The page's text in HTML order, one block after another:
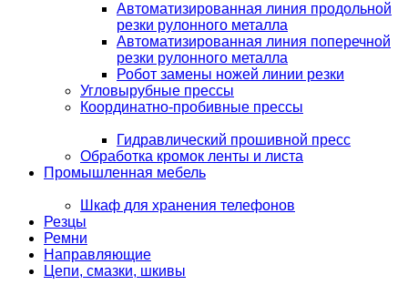
Автоматизированная линия продольной
резки рулонного металла
Автоматизированная линия поперечной
резки рулонного металла
Робот замены ножей линии резки
Угловырубные прессы
Координатно-пробивные прессы
Гидравлический прошивной пресс
Обработка кромок ленты и листа
Промышленная мебель
Шкаф для хранения телефонов
Резцы
Ремни
Направляющие
Цепи, смазки, шкивы